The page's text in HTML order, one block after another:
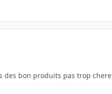
des bon produits pas trop chere